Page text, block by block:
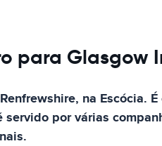
para Glasgow
na Escócia.
por várias